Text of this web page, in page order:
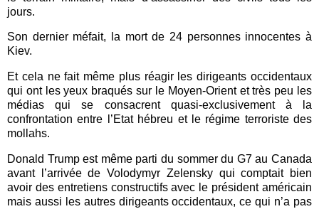
jours.
Son dernier méfait, la mort de 24 personnes innocentes à
Kiev.
Et cela ne fait même plus réagir les dirigeants occidentaux
qui ont les yeux braqués sur le Moyen-Orient et très peu les
médias qui se consacrent quasi-exclusivement à la
confrontation entre l’Etat hébreu et le régime terroriste des
mollahs.
Donald Trump est même parti du sommer du G7 au Canada
avant l’arrivée de Volodymyr Zelensky qui comptait bien
avoir des entretiens constructifs avec le président américain
mais aussi les autres dirigeants occidentaux, ce qui n’a pas